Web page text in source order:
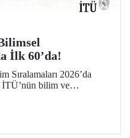
İlk 60’da!
2026’da
İTÜ’nün bilim ve
anlayışı, sıralamadaki